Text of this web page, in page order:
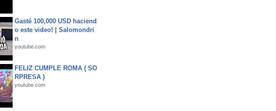
Gasté 100,000 USD haciend
o este video! | Salomondri
n
youtube.com
FELIZ CUMPLE ROMA ( SO
RPRESA )
youtube.com